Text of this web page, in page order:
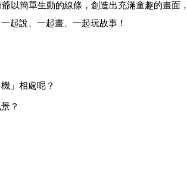
以簡單生動的線條，創造出充滿童趣的畫面
起說、一起畫、一起玩故事！
」相處呢？
？